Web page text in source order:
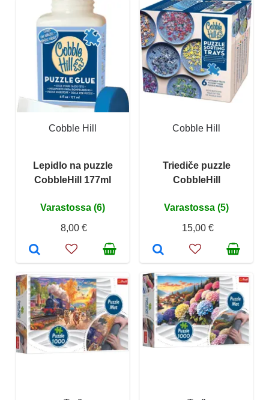
Cobble Hill
Lepidlo na puzzle
CobbleHill 177ml
Varastossa (6)
8,00 €
Cobble Hill
Triediče puzzle
CobbleHill
Varastossa (5)
15,00 €